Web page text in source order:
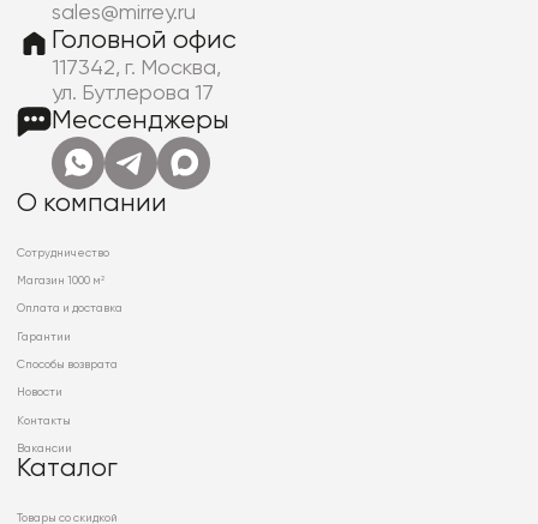
sales@mirrey.ru
Головной офис
117342, г. Москва,
ул. Бутлерова 17
Мессенджеры
О компании
Сотрудничество
Магазин 1000 м²
Оплата и доставка
Гарантии
Способы возврата
Новости
Контакты
Вакансии
Каталог
Товары со скидкой